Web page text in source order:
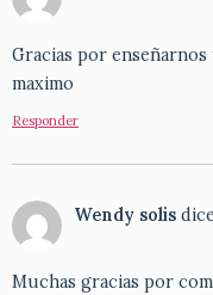
Gracias por
maximo
Responder
Wendy solis
Muchas gracias por